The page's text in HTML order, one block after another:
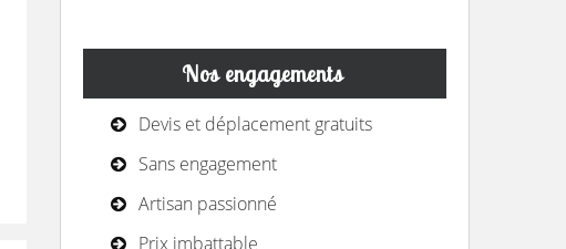
Nos engagements
Devis et déplacement gratuits
Sans engagement
Artisan passionné
Prix imbattable